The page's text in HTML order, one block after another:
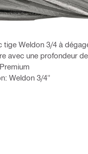
tige Weldon 3/4 à
avec une profondeur
Weldon 3/4"